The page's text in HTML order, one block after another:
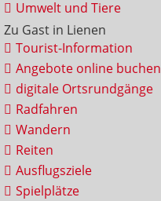
Umwelt und Tiere
Zu Gast in Lienen
Tourist-Information
Angebote online buchen
digitale Ortsrundgänge
Radfahren
Wandern
Reiten
Ausflugsziele
Spielplätze